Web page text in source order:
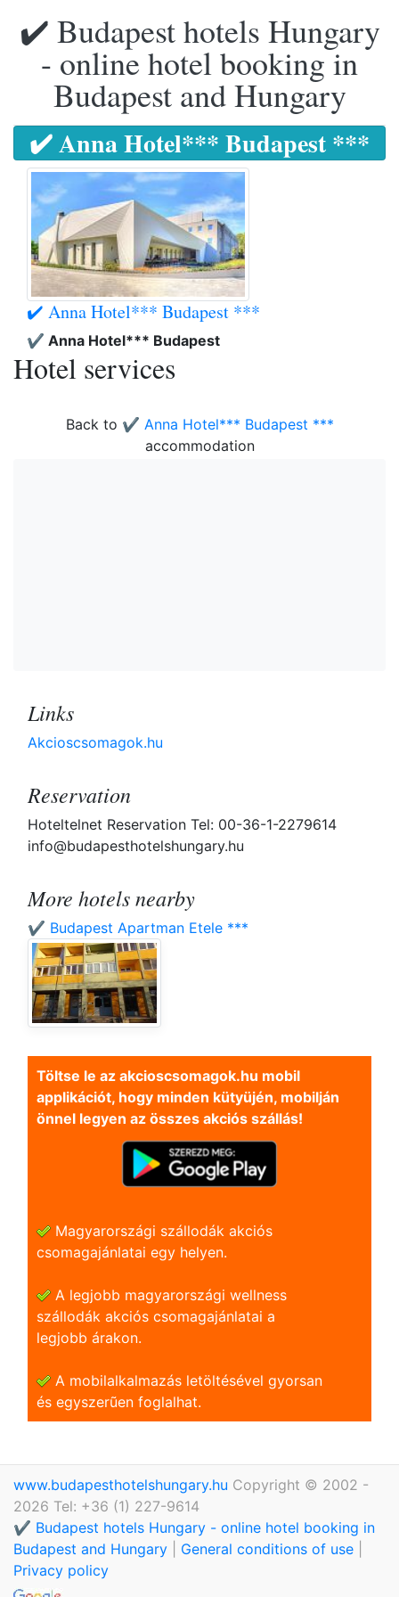
✔️ Budapest hotels Hungary
- online hotel booking in
Budapest and Hungary
✔️ Anna Hotel*** Budapest ***
✔️ Anna Hotel*** Budapest ***
✔️ Anna Hotel*** Budapest
Hotel services
Back to ✔️ Anna Hotel*** Budapest ***
accommodation
Links
Akcioscsomagok.hu
Reservation
Hoteltelnet Reservation Tel: 00-36-1-2279614
info@budapesthotelshungary.hu
More hotels nearby
✔️ Budapest Apartman Etele ***
Töltse le az akcioscsomagok.hu mobil
applikációt, hogy minden kütyüjén, mobilján
önnel legyen az összes akciós szállás!
Magyarországi szállodák akciós
csomagajánlatai egy helyen.
A legjobb magyarországi wellness
szállodák akciós csomagajánlatai a
legjobb árakon.
A mobilalkalmazás letöltésével gyorsan
és egyszerũen foglalhat.
www.budapesthotelshungary.hu Copyright © 2002 -
2026 Tel: +36 (1) 227-9614
✔️ Budapest hotels Hungary - online hotel booking in
Budapest and Hungary
General conditions of use
Privacy policy